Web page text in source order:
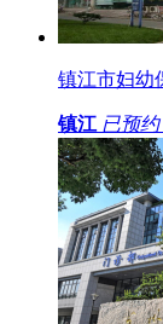
镇江市妇幼
镇江 已预约